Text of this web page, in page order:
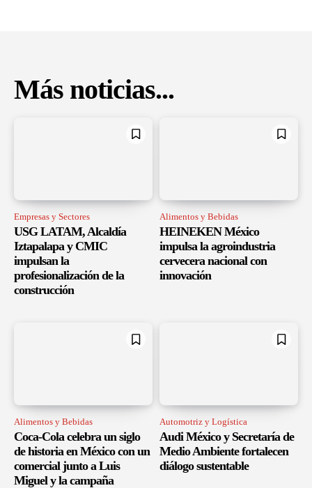
Más noticias...
Empresas y Sectores
USG LATAM, Alcaldía
Iztapalapa y CMIC
impulsan la
profesionalización de la
construcción
Alimentos y Bebidas
HEINEKEN México
impulsa la agroindustria
cervecera nacional con
innovación
Alimentos y Bebidas
Coca-Cola celebra un siglo
de historia en México con un
comercial junto a Luis
Miguel y la campaña
Automotriz y Logística
Audi México y Secretaría de
Medio Ambiente fortalecen
diálogo sustentable